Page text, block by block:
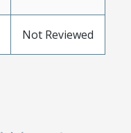
Not Reviewed